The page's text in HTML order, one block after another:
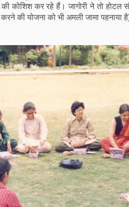
कोशिश कर रहे हैं। जागोरी ने तो होटल
की योजना को भी अमली जामा पहनाया